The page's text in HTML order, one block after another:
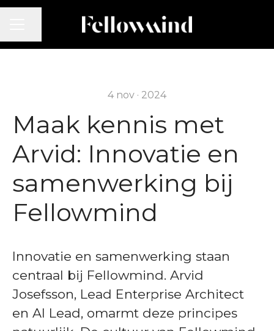
CARRIÈREMENU
Pagina delen
4 nov · 2024
Maak kennis met
Arvid: Innovatie en
samenwerking bij
Fellowmind
Innovatie en samenwerking staan
centraal bij Fellowmind. Arvid
Josefsson, Lead Enterprise Architect
en AI Lead, omarmt deze principes